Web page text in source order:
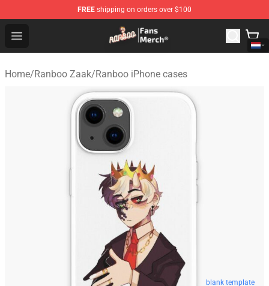
FREE shipping on orders over $100
Open menu
Ranboo Store - Official Ranboo Merchandise Shop
Home/Ranboo Zaak/Ranboo iPhone cases
blank template